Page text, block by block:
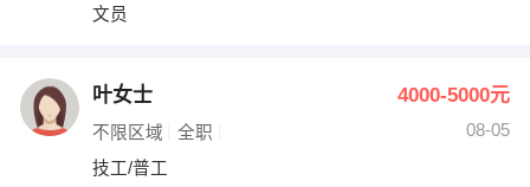
文员
叶女士 4000-5000元
不限区域 全职
08-05
技工/普工